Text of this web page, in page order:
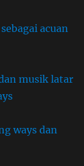
acuan
musik latar
ways dan